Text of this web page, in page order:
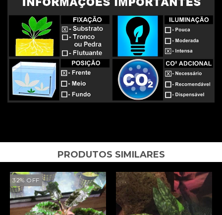
PRODUTOS SIMILARES
32% OFF